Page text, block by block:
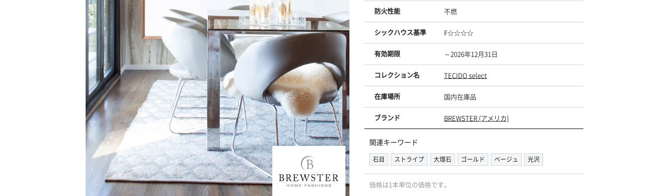
防火性能 不燃
シックハウス基準 F☆☆☆☆
有効期限 ～2026年12月31日
コレクション名 TECIDO select
在庫場所 国内在庫品
ブランド BREWSTER (アメリカ)
関連キーワード
石目 ストライプ 大理石 ゴールド ベージュ 光沢
価格は1本単位の価格です｡